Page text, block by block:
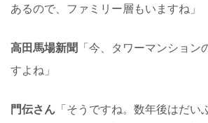
あるので、ファミリー層もいますね」
高田馬場新聞 「今、タワーマンション
すよね」
門伝さん 「そうですね。数年後はだい